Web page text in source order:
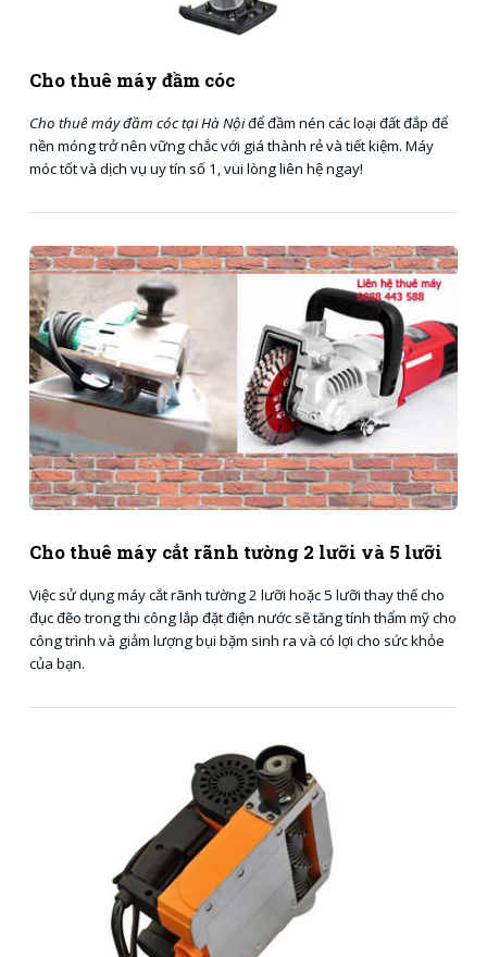
Cho thuê máy đầm cóc
Cho thuê máy đầm cóc tại Hà Nộiđể đầm nén các loại đất đắp để
nền móng trở nên vững chắc với giá thành rẻ và tiết kiệm. Máy
móc tốt và dịch vụ uy tín số 1, vui lòng liên hệ ngay!
Cho thuê máy cắt rãnh tường 2 lưỡi và 5 lưỡi
Việc sử dụng máy cắt rãnh tường 2 lưỡi hoặc 5 lưỡi thay thế cho
đục đẽo trong thi công lắp đặt điện nước sẽ tăng tính thẩm mỹ cho
công trình và giảm lượng bụi bặm sinh ra và có lợi cho sức khỏe
của bạn.